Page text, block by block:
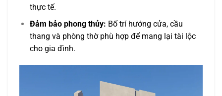
thực tế.
Đảm bảo phong thủy: Bố trí hướng cửa, cầu
thang và phòng thờ phù hợp để mang lại tài lộc
cho gia đình.